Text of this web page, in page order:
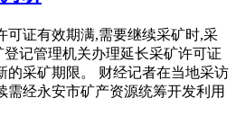
可证有效期满,需要继续采矿时,采
记管理机关办理延长采矿许可证
的采矿期限。 财经记者在当地采访
需经永安市矿产资源统筹开发利用